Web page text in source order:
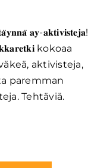
𝐚𝐲-𝐚𝐤𝐭𝐢𝐯𝐢𝐬𝐭𝐞𝐣𝐚!
kokoaa
aktivisteja,
paremman
Tehtäviä.